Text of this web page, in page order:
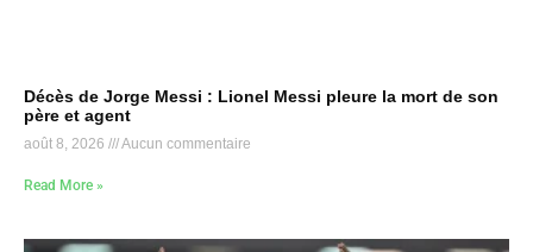
Décès de Jorge Messi : Lionel Messi pleure la mort de son
père et agent
août 8, 2026 Aucun commentaire
Read More »